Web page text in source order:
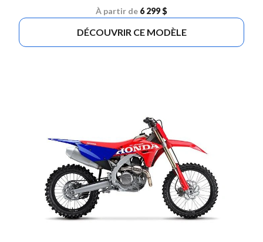
À partir de 6 299 $
DÉCOUVRIR CE MODÈLE